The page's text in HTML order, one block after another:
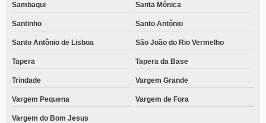
Sambaqui Santa Mônica
Santinho Santo Antônio
Santo Antônio de Lisboa São João do Rio Vermelho
Tapera Tapera da Base
Trindade Vargem Grande
Vargem Pequena Vargem de Fora
Vargem do Bom Jesus